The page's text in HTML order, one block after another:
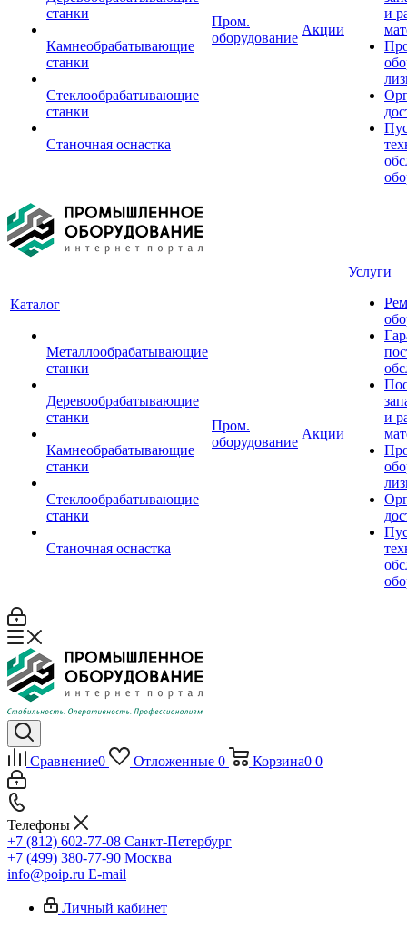
станки
Камнеобрабатывающие
станки
Стеклообрабатывающие
станки
Станочная оснастка
Пром.
оборудование
Акции
и
Каталог
Металлообрабатывающие
станки
Деревообрабатывающие
станки
Камнеобрабатывающие
станки
Стеклообрабатывающие
станки
Станочная оснастка
Пром.
оборудование
Акции
Услуги
и
Сравнение0 Отложенные 0 Корзина0 0
Телефоны
+7 (812) 602-77-08 Санкт-Петербург
+7 (499) 380-77-90 Москва
info@poip.ru E-mail
Личный кабинет